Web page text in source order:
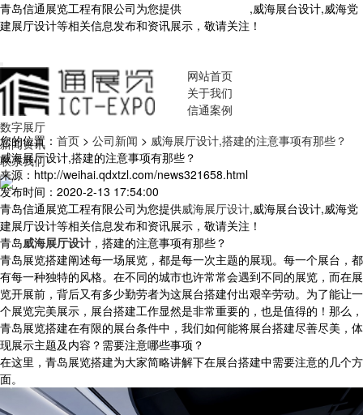
青岛信通展览工程有限公司为您提供
,威海展台设计,威海党
建展厅设计等相关信息发布和资讯展示，敬请关注！
网站首页
关于我们
信通案例
数字展厅
新闻资讯
联系我们
您的位置： 首页 > 公司新闻 > 威海展厅设计,搭建的注意事项有那些？
威海展厅设计,搭建的注意事项有那些？
来源：http://weihai.qdxtzl.com/news321658.html
发布时间：2020-2-13 17:54:00
青岛信通展览工程有限公司为您提供威海展厅设计,威海展台设计,威海党
建展厅设计等相关信息发布和资讯展示，敬请关注！
青岛威海展厅设计 ，搭建的注意事项有那些？
青岛展览搭建阐述每一场展览，都是每一次主题的展现。每一个展台，都
有每一种独特的风格。在不同的城市也许常常会遇到不同的展览，而在展
览开展前，背后又有多少勤劳者为这展台搭建付出艰辛劳动。为了能让一
个展览完美展示，展台搭建工作显然是非常重要的，也是值得的！那么，
青岛展览搭建在有限的展台条件中，我们如何能将展台搭建尽善尽美，体
现展示主题及内容？需要注意哪些事项？
在这里，青岛展览搭建为大家简略讲解下在展台搭建中需要注意的几个方
面。